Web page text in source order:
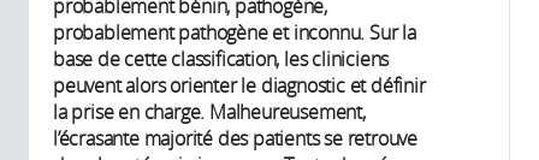
probablement bénin, pathogène,
probablement pathogène et inconnu. Sur la
base de cette classification, les cliniciens
peuvent alors orienter le diagnostic et définir
la prise en charge. Malheureusement,
l’écrasante majorité des patients se retrouve